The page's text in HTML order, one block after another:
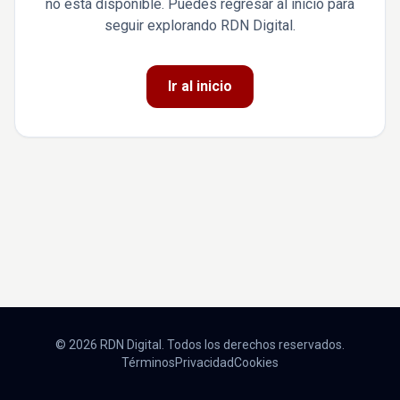
no está disponible. Puedes regresar al inicio para
seguir explorando RDN Digital.
Ir al inicio
© 2026 RDN Digital. Todos los derechos reservados.
TérminosPrivacidadCookies